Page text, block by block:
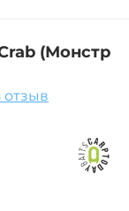
(Монстр
отзыв